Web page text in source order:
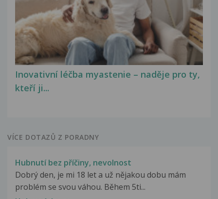
Inovativní léčba myastenie – naděje pro ty,
kteří ji...
VÍCE DOTAZŮ Z PORADNY
Hubnutí bez příčiny, nevolnost
Dobrý den, je mi 18 let a už nějakou dobu mám
problém se svou váhou. Během 5ti...